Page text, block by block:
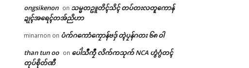
ongsikenon on သမ္မတဥူတိၚ်သိၚ် တပ်တးလတူကောန်
ဍုၚ်အရေၚ်တအ်ညိဟာ
minarnon on ပံက်ဂကောံကၠောန်ဗဒှ် တ္ၚဲပၠန်ဂတး ၆၈ ဝါ
than tun oo on ပေါဲသဳကၠဳ လိက်ကသုက် NCA ဟွံဂွံတၚ်
တုပ်စိုတ်ဏီ